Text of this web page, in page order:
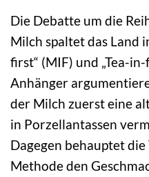
Die Debatte um die
Milch spaltet das Land
first“ (MIF) und „Tea-
Anhänger
der Milch zuerst eine
in Porzellantassen
Dagegen behauptet die
Methode den